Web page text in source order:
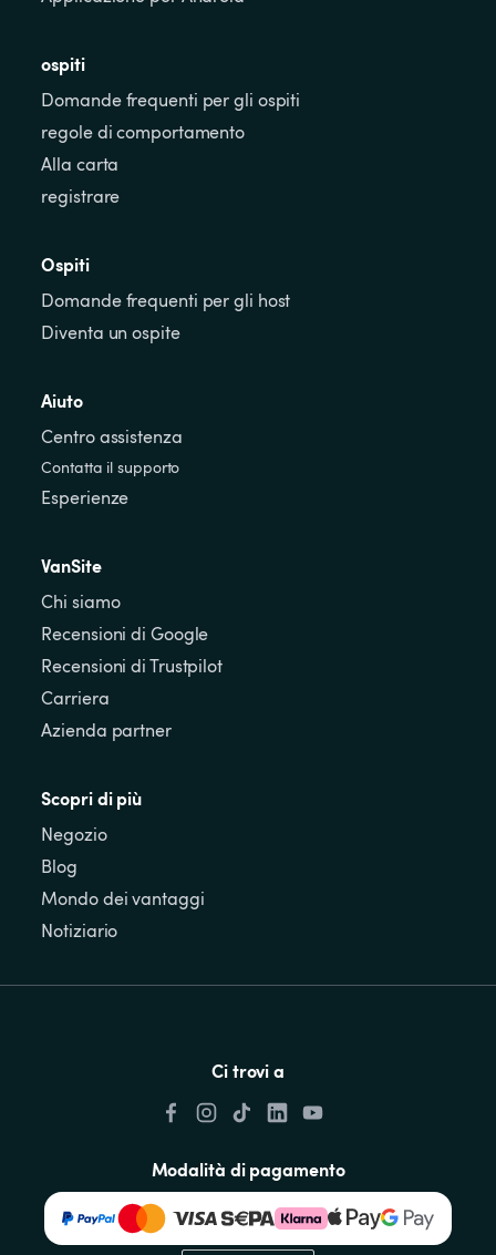
ospiti
Domande frequenti per gli ospiti
regole di comportamento
Alla carta
registrare
Ospiti
Domande frequenti per gli host
Diventa un ospite
Aiuto
Centro assistenza
Contatta il supporto
Esperienze
VanSite
Chi siamo
Recensioni di Google
Recensioni di Trustpilot
Carriera
Azienda partner
Scopri di più
Negozio
Blog
Mondo dei vantaggi
Notiziario
Ci trovi a
Modalità di pagamento